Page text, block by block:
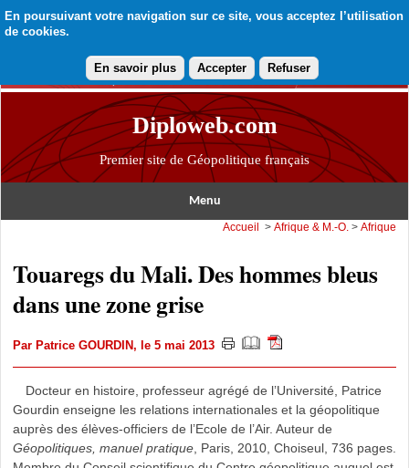
En poursuivant votre navigation sur ce site, vous acceptez l’utilisation
de cookies.
En savoir plus Accepter Refuser
Diploweb.com
Premier site de Géopolitique français
Menu
Accueil >Afrique & M.-O. >Afrique
Touaregs du Mali. Des hommes bleus
dans une zone grise
Par Patrice GOURDIN, le 5 mai 2013
Docteur en histoire, professeur agrégé de l’Université, Patrice
Gourdin enseigne les relations internationales et la géopolitique
auprès des élèves-officiers de l’Ecole de l’Air. Auteur de
Géopolitiques, manuel pratique, Paris, 2010, Choiseul, 736 pages.